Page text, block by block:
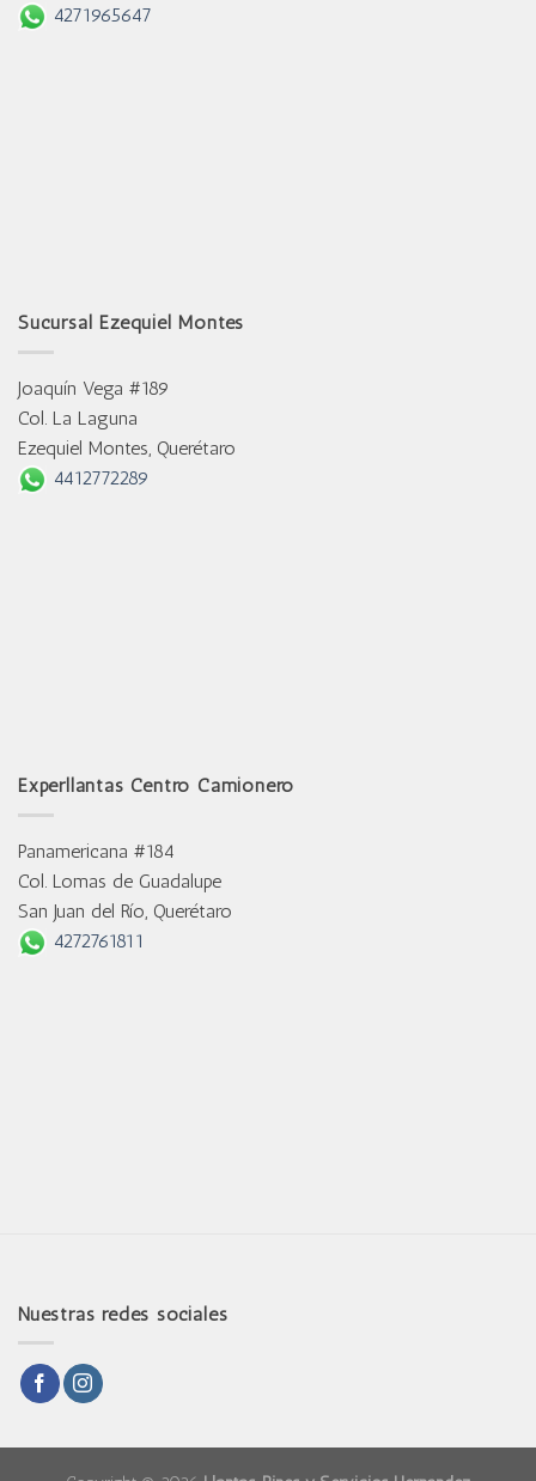
4271965647
Sucursal Ezequiel Montes
Joaquín Vega #189
Col. La Laguna
Ezequiel Montes, Querétaro
4412772289
Experllantas Centro Camionero
Panamericana #184
Col. Lomas de Guadalupe
San Juan del Río, Querétaro
4272761811
Nuestras redes sociales